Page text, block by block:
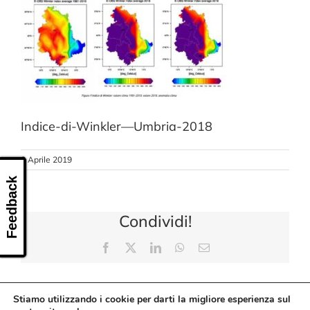
CONTATTI
Indice-di-Winkler—Umbria-2018
8 Aprile 2019
Condividi!
Facebook LinkedInWhatsApp
Email
Stiamo utilizzando i cookie per darti la migliore esperienza sul
Feedback